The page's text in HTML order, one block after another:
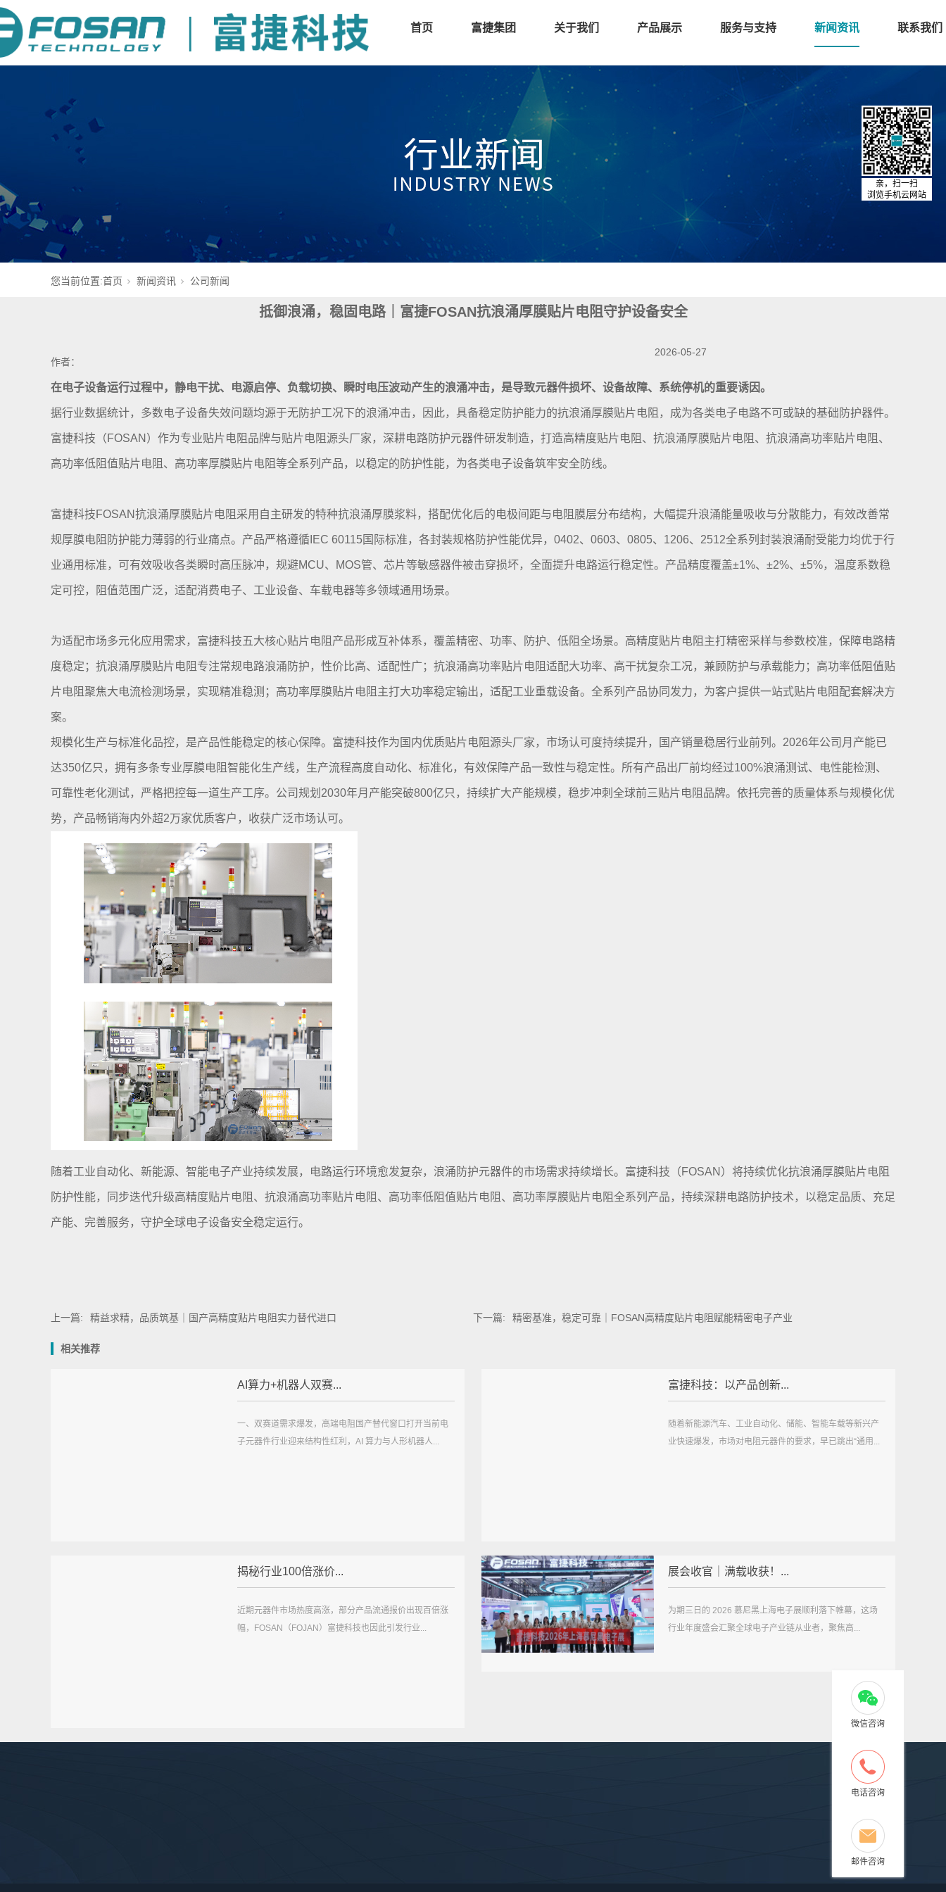
首页 富捷集团 关于我们 产品展示 服务与支持 新闻资讯 联系我们
您当前位置:首页 新闻资讯 公司新闻
抵御浪涌，稳固电路｜富捷FOSAN抗浪涌厚膜贴片电阻守护设备安全
作者：
2026-05-27
在电子设备运行过程中，静电干扰、电源启停、负载切换、瞬时电压波动产生的浪涌冲击，是导致元器件损坏、设备故障、系统停机的重要诱因。
据行业数据统计，多数电子设备失效问题均源于无防护工况下的浪涌冲击，因此，具备稳定防护能力的抗浪涌厚膜贴片电阻，成为各类电子电路不可或缺的基础防护器件。
富捷科技（FOSAN）作为专业贴片电阻品牌与贴片电阻源头厂家，深耕电路防护元器件研发制造，打造高精度贴片电阻、抗浪涌厚膜贴片电阻、抗浪涌高功率贴片电阻、
高功率低阻值贴片电阻、高功率厚膜贴片电阻等全系列产品，以稳定的防护性能，为各类电子设备筑牢安全防线。
富捷科技FOSAN抗浪涌厚膜贴片电阻采用自主研发的特种抗浪涌厚膜浆料，搭配优化后的电极间距与电阻膜层分布结构，大幅提升浪涌能量吸收与分散能力，有效改善常
规厚膜电阻防护能力薄弱的行业痛点。产品严格遵循IEC 60115国际标准，各封装规格防护性能优异，0402、0603、0805、1206、2512全系列封装浪涌耐受能力均优于行
业通用标准，可有效吸收各类瞬时高压脉冲，规避MCU、MOS管、芯片等敏感器件被击穿损坏，全面提升电路运行稳定性。产品精度覆盖±1%、±2%、±5%，温度系数稳
定可控，阻值范围广泛，适配消费电子、工业设备、车载电器等多领域通用场景。
为适配市场多元化应用需求，富捷科技五大核心贴片电阻产品形成互补体系，覆盖精密、功率、防护、低阻全场景。高精度贴片电阻主打精密采样与参数校准，保障电路精
度稳定；抗浪涌厚膜贴片电阻专注常规电路浪涌防护，性价比高、适配性广；抗浪涌高功率贴片电阻适配大功率、高干扰复杂工况，兼顾防护与承载能力；高功率低阻值贴
片电阻聚焦大电流检测场景，实现精准稳测；高功率厚膜贴片电阻主打大功率稳定输出，适配工业重载设备。全系列产品协同发力，为客户提供一站式贴片电阻配套解决方
案。
规模化生产与标准化品控，是产品性能稳定的核心保障。富捷科技作为国内优质贴片电阻源头厂家，市场认可度持续提升，国产销量稳居行业前列。2026年公司月产能已
达350亿只，拥有多条专业厚膜电阻智能化生产线，生产流程高度自动化、标准化，有效保障产品一致性与稳定性。所有产品出厂前均经过100%浪涌测试、电性能检测、
可靠性老化测试，严格把控每一道生产工序。公司规划2030年月产能突破800亿只，持续扩大产能规模，稳步冲刺全球前三贴片电阻品牌。依托完善的质量体系与规模化优
势，产品畅销海内外超2万家优质客户，收获广泛市场认可。
随着工业自动化、新能源、智能电子产业持续发展，电路运行环境愈发复杂，浪涌防护元器件的市场需求持续增长。富捷科技（FOSAN）将持续优化抗浪涌厚膜贴片电阻
防护性能，同步迭代升级高精度贴片电阻、抗浪涌高功率贴片电阻、高功率低阻值贴片电阻、高功率厚膜贴片电阻全系列产品，持续深耕电路防护技术，以稳定品质、充足
产能、完善服务，守护全球电子设备安全稳定运行。
上一篇: 精益求精，品质筑基｜国产高精度贴片电阻实力替代进口 下一篇: 精密基准，稳定可靠｜FOSAN高精度贴片电阻赋能精密电子产业
相关推荐
AI算力+机器人双赛...
一、双赛道需求爆发，高端电阻国产替代窗口打开当前电
子元器件行业迎来结构性红利，AI 算力与人形机器人...
富捷科技：以产品创新...
随着新能源汽车、工业自动化、储能、智能车载等新兴产
业快速爆发，市场对电阻元器件的要求，早已跳出“通用...
揭秘行业100倍涨价...
近期元器件市场热度高涨，部分产品流通报价出现百倍涨
幅，FOSAN（FOJAN）富捷科技也因此引发行业...
展会收官｜满载收获！...
为期三日的 2026 慕尼黑上海电子展顺利落下帷幕，这场
行业年度盛会汇聚全球电子产业链从业者，聚焦高...
联系我们
微信咨询
电话咨询
邮件咨询
亲，扫一扫
浏览手机云网站